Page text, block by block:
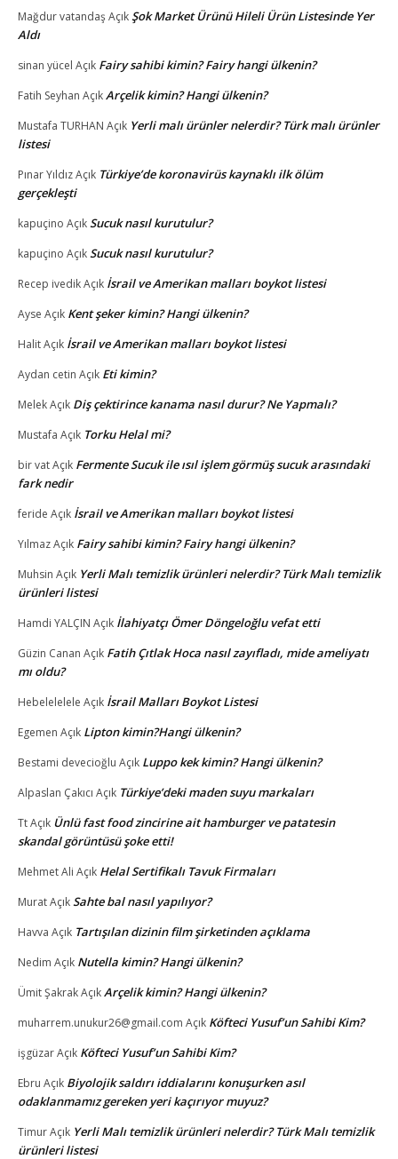
Mağdur vatandaşAçıkŞok Market Ürünü Hileli Ürün Listesinde Yer
Aldı
sinan yücel Açık Fairy sahibi kimin? Fairy hangi ülkenin?
Fatih Seyhan AçıkArçelik kimin? Hangi ülkenin?
Mustafa TURHAN Açık Yerli malı ürünler nelerdir? Türk malı ürünler
listesi
Pınar YıldızAçık Türkiye’de koronavirüs kaynaklı ilk ölüm
gerçekleşti
kapuçino AçıkSucuk nasıl kurutulur?
kapuçino AçıkSucuk nasıl kurutulur?
Recep ivedikAçık İsrail ve Amerikan malları boykot listesi
Ayse Açık Kent şeker kimin? Hangi ülkenin?
HalitAçık İsrail ve Amerikan malları boykot listesi
Aydan cetin Açık Eti kimin?
MelekAçık Diş çektirince kanama nasıl durur? Ne Yapmalı?
Mustafa Açık Torku Helal mi?
bir vatAçık Fermente Sucuk ile ısıl işlem görmüş sucuk arasındaki
fark nedir
feride Açık İsrail ve Amerikan malları boykot listesi
YılmazAçık Fairy sahibi kimin? Fairy hangi ülkenin?
Muhsin Açık Yerli Malı temizlik ürünleri nelerdir? Türk Malı temizlik
ürünleri listesi
Hamdi YALÇIN Açık İlahiyatçı Ömer Döngeloğlu vefat etti
Güzin Canan Açık Fatih Çıtlak Hoca nasıl zayıfladı, mide ameliyatı
mı oldu?
Hebelelelele Açık İsrail Malları Boykot Listesi
Egemen Açık Lipton kimin?Hangi ülkenin?
Bestami devecioğlu Açık Luppo kek kimin? Hangi ülkenin?
Alpaslan Çakıcı Açık Türkiye’deki maden suyu markaları
TtAçık Ünlü fast food zincirine ait hamburger ve patatesin
skandal görüntüsü şoke etti!
Mehmet Ali Açık Helal Sertifikalı Tavuk Firmaları
MuratAçıkSahte bal nasıl yapılıyor?
Havva Açık Tartışılan dizinin film şirketinden açıklama
Nedim Açık Nutella kimin? Hangi ülkenin?
Ümit ŞakrakAçıkArçelik kimin? Hangi ülkenin?
muharrem.unukur26@gmail.com Açık Köfteci Yusuf’un Sahibi Kim?
işgüzarAçık Köfteci Yusuf’un Sahibi Kim?
Ebru Açık Biyolojik saldırı iddialarını konuşurken asıl
odaklanmamız gereken yeri kaçırıyor muyuz?
TimurAçık Yerli Malı temizlik ürünleri nelerdir? Türk Malı temizlik
ürünleri listesi